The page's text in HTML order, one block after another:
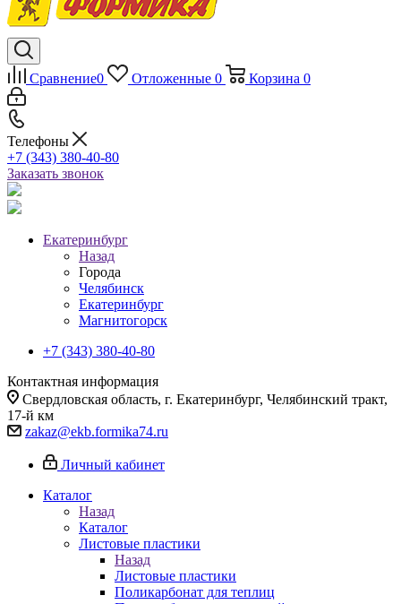
Сравнение0 Отложенные 0 Корзина 0
Телефоны
+7 (343) 380-40-80
Заказать звонок
Екатеринбург
Назад
Города
Челябинск
Екатеринбург
Магнитогорск
+7 (343) 380-40-80
Контактная информация
Свердловская область, г. Екатеринбург, Челябинский тракт,
17-й км
zakaz@ekb.formika74.ru
Личный кабинет
Каталог
Назад
Каталог
Листовые пластики
Назад
Листовые пластики
Поликарбонат для теплиц